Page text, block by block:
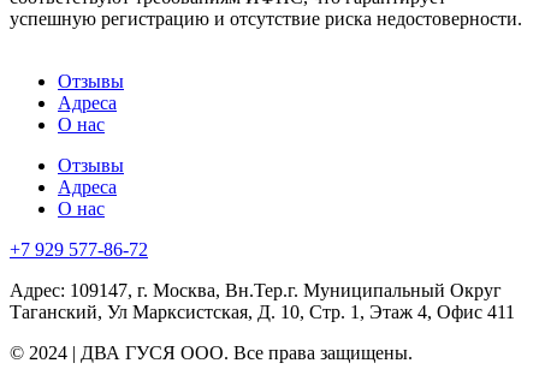
успешную регистрацию и отсутствие риска недостоверности.
Отзывы
Адреса
О нас
Отзывы
Адреса
О нас
+7 929 577-86-72
Адрес: 109147, г. Москва, Вн.Тер.г. Муниципальный Округ
Таганский, Ул Марксистская, Д. 10, Стр. 1, Этаж 4, Офис 411
© 2024 | ДВА ГУСЯ OOO. Все права защищены.